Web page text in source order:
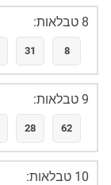
8 טבלאות:
31 8
9 טבלאות:
28 62
10 טבלאות: